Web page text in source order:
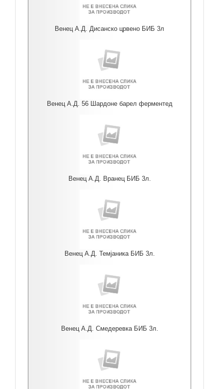
Венец А.Д. Дисанско црвено БИБ 3л
Венец А.Д. 56 Шардоне барел ферментед
Венец А.Д. Вранец БИБ 3л.
Венец А.Д. Темјаника БИБ 3л.
Венец А.Д. Смедеревка БИБ 3л.